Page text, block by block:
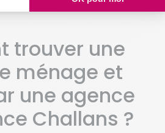
trouver une
ménage et
une agence
Challans ?